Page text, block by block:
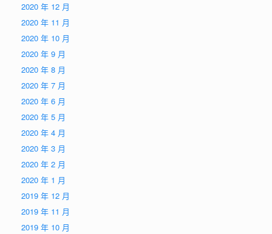
2020 年 12 月
2020 年 11 月
2020 年 10 月
2020 年 9 月
2020 年 8 月
2020 年 7 月
2020 年 6 月
2020 年 5 月
2020 年 4 月
2020 年 3 月
2020 年 2 月
2020 年 1 月
2019 年 12 月
2019 年 11 月
2019 年 10 月